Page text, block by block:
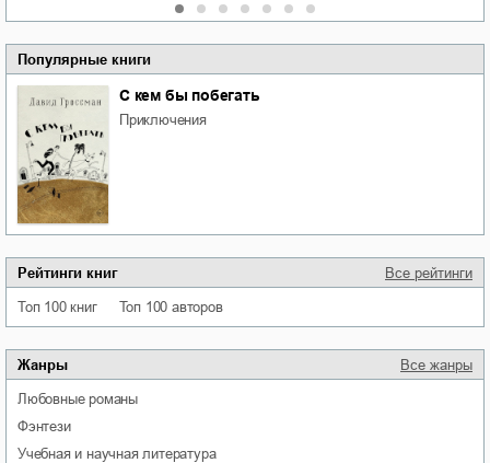
Популярные книги
С кем бы побегать
приключения
Рейтинги книг Все рейтинги
Топ 100 книг Топ 100 авторов
Жанры Все жанры
любовные романы
фэнтези
учебная и научная литература